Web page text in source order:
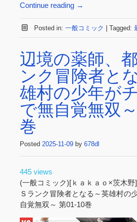
Continue reading →
Posted in: 一般コミック | Tagged:
辺境の薬師、
ンク冒険者と
雄村の少年が
で無自覚無双
巻
Posted 2025-11-09 by 678dl
445 views
(一般コミック)[ｋａｋａｏ×茨木
Ｓランク冒険者となる～英雄村の
自覚無双～ 第01-10巻